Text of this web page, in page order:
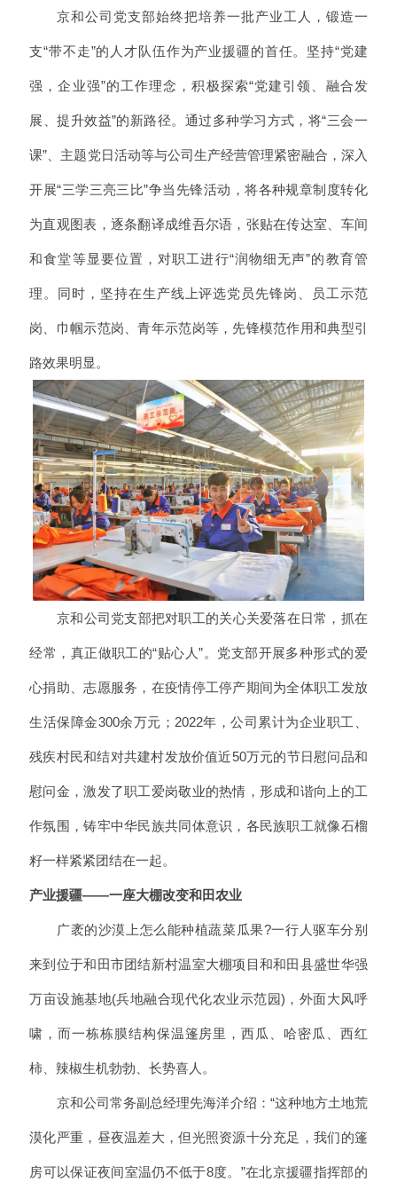
京和公司党支部始终把培养一批产业工人，锻造一
支“带不走”的人才队伍作为产业援疆的首任。坚持“党建
强，企业强”的工作理念，积极探索“党建引领、融合发
展、提升效益”的新路径。通过多种学习方式，将“三会一
课”、主题党日活动等与公司生产经营管理紧密融合，深入
开展“三学三亮三比”争当先锋活动，将各种规章制度转化
为直观图表，逐条翻译成维吾尔语，张贴在传达室、车间
和食堂等显要位置，对职工进行“润物细无声”的教育管
理。同时，坚持在生产线上评选党员先锋岗、员工示范
岗、巾帼示范岗、青年示范岗等，先锋模范作用和典型引
路效果明显。
京和公司党支部把对职工的关心关爱落在日常，抓在
经常，真正做职工的“贴心人”。党支部开展多种形式的爱
心捐助、志愿服务，在疫情停工停产期间为全体职工发放
生活保障金300余万元；2022年，公司累计为企业职工、
残疾村民和结对共建村发放价值近50万元的节日慰问品和
慰问金，激发了职工爱岗敬业的热情，形成和谐向上的工
作氛围，铸牢中华民族共同体意识，各民族职工就像石榴
籽一样紧紧团结在一起。
产业援疆——一座大棚改变和田农业
广袤的沙漠上怎么能种植蔬菜瓜果?一行人驱车分别
来到位于和田市团结新村温室大棚项目和和田县盛世华强
万亩设施基地(兵地融合现代化农业示范园)，外面大风呼
啸，而一栋栋膜结构保温篷房里，西瓜、哈密瓜、西红
柿、辣椒生机勃勃、长势喜人。
京和公司常务副总经理先海洋介绍：“这种地方土地荒
漠化严重，昼夜温差大，但光照资源十分充足，我们的篷
房可以保证夜间室温仍不低于8度。”在北京援疆指挥部的